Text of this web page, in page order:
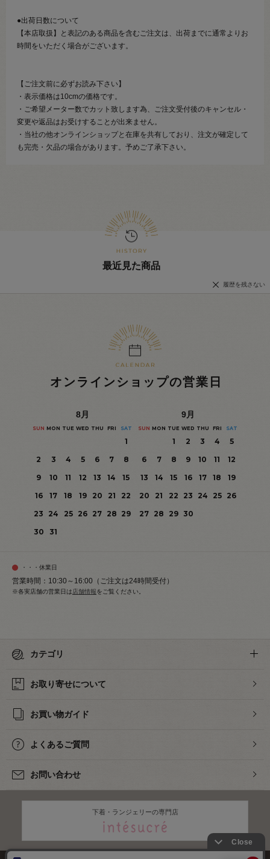
●出荷日数について
【本店取扱】と表記のある商品を含むご注文は、出荷までに通常よりお
時間をいただく場合がございます。
【ご注文前に必ずお読み下さい】
・表示価格は10cmの価格です。
・ご希望メーター数でカット致します為、ご注文受付後のキャンセル・
変更や返品はお受けすることが出来ません。
・当社の他オンラインショップと在庫を共有しており、注文が確定して
も完売・欠品の場合があります。予めご了承下さい。
最近見た商品
履歴を残さない
オンラインショップの営業日
8月
SUN MON TUE WED THU FRI SAT
1
2
3 4 5 6 7
8
9
10 11 12 13 14
15
16
17 18 19 20 21
22
23
24 25 26 27 28 29
30
31
9月
SUN MON TUE WED THU FRI SAT
1 2 3 4
5
6
7 8 9 10 11
12
13
14 15 16 17 18
19
20
21 22 23 24 25
26
27 28 29 30
・・・休業日
営業時間：10:30～16:00（ご注文は24時間受付）
※各実店舗の営業日は 店舗情報をご覧ください。
カテゴリ
お取り寄せについて
お買い物ガイド
よくあるご質問
お問い合わせ
下着・ランジェリーの専門店